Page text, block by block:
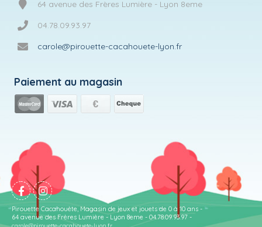
64 avenue des Frères Lumière - Lyon 8eme
04.78.09.93.97
carole@pirouette-cacahouete-lyon.fr
Paiement au magasin
Pirouette Cacahouète, Magasin de jeux et jouets de 0 à 10 ans -
64 avenue des Frères Lumière - Lyon 8eme - 04.78.09.93.97 -